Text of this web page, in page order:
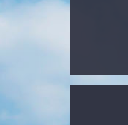
Ekonomi